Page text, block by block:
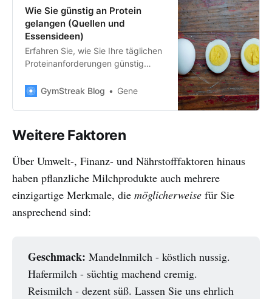
Makronährstoff, wenn es darum
geht, Verbesserungen an Ihrem
Körperbau vorzunehmen.
Wie Sie günstig an Protein
gelangen (Quellen und
Essensideen)
Erfahren Sie, wie Sie Ihre täglichen
Proteinanforderungen günstig
Quellen, Gewürzen und sogar
Muskeln auf.
GymStreak Blog Gene
Weitere Faktoren
Über Umwelt-, Finanz- und Nährstofffaktoren hinaus
haben pflanzliche Milchprodukte auch mehrere
einzigartige Merkmale, die möglicherweise für Sie
ansprechend sind:
Geschmack: Mandelnmilch - köstlich nussig.
Hafermilch - süchtig machend cremig.
Reismilch - dezent süß. Lassen Sie uns ehrlich